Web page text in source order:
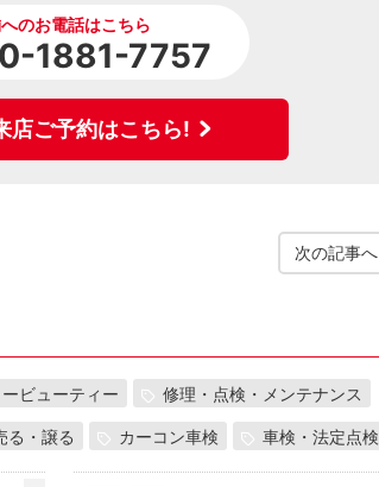
のお電話はこちら
1881-7757
店ご予約はこちら!
次の記事へ
ビューティー 修理・点検・メンテナンス
る・譲る カーコン車検 車検・法定点検